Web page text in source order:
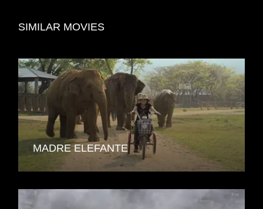
SIMILAR MOVIES
MADRE ELEFANTE